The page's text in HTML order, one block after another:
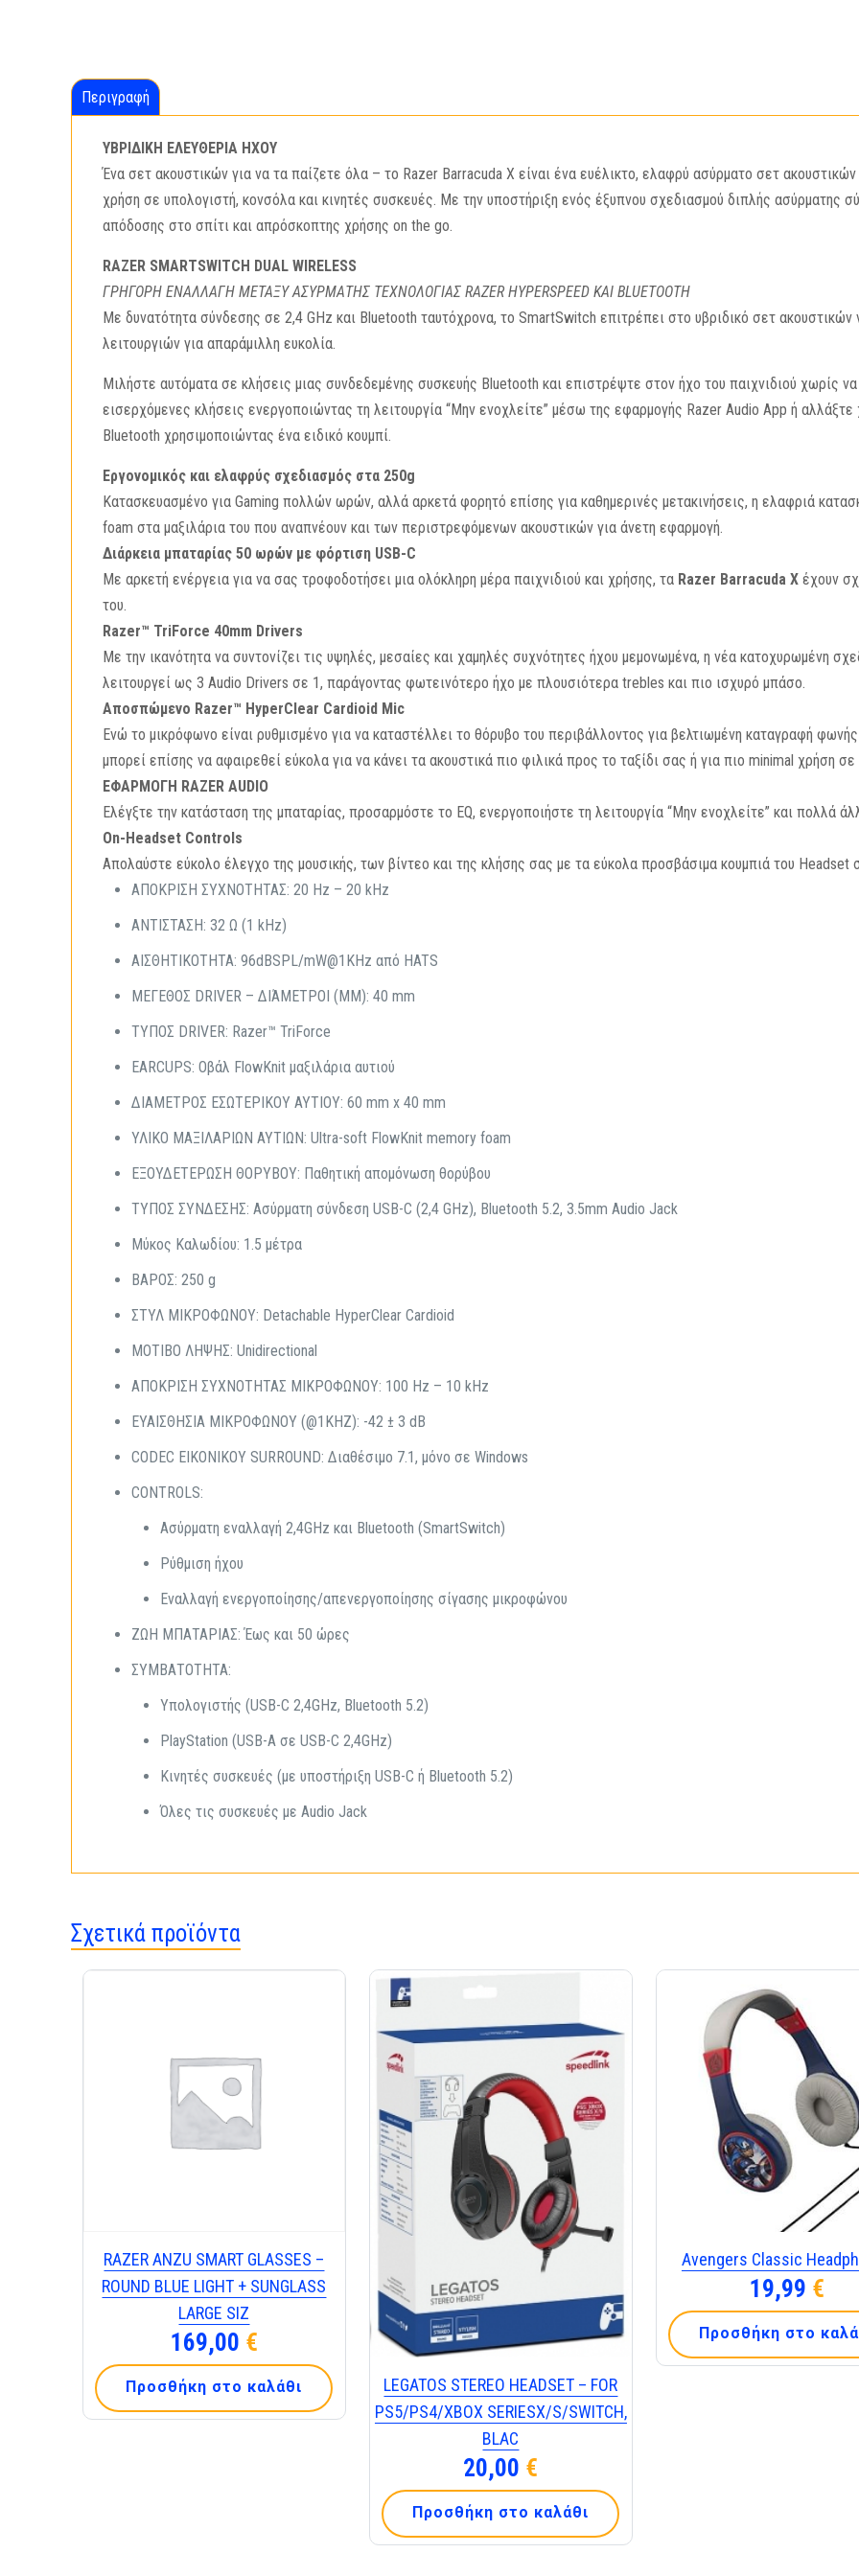
Περιγραφή
ΥΒΡΙΔΙΚΗ ΕΛΕΥΘΕΡΙΑ ΗΧΟΥ
Ένα σετ ακουστικών για να τα παίζετε όλα – το Razer Barracuda X είναι ένα ευέλικτο, ελαφρύ ασύρματο σετ
χρήση σε υπολογιστή, κονσόλα και κινητές συσκευές. Με την υποστήριξη ενός έξυπνου σχεδιασμού διπλής ασύρματης
απόδοσης στο σπίτι και απρόσκοπτης χρήσης on the go.
RAZER SMARTSWITCH DUAL WIRELESS
ΓΡΗΓΟΡΗ ΕΝΑΛΛΑΓΗ ΜΕΤΑΞΥ ΑΣΥΡΜΑΤΗΣ ΤΕΧΝΟΛΟΓΙΑΣ RAZER HYPERSPEED ΚΑΙ BLUETOOTH
Με δυνατότητα σύνδεσης σε 2,4 GHz και Bluetooth ταυτόχρονα, το SmartSwitch επιτρέπει στο υβριδικό σετ
λειτουργιών για απαράμιλλη ευκολία.
Μιλήστε αυτόματα σε κλήσεις μιας συνδεδεμένης συσκευής Bluetooth και επιστρέψτε στον ήχο του παιχνιδιού χωρίς
εισερχόμενες κλήσεις ενεργοποιώντας τη λειτουργία “Μην ενοχλείτε” μέσω της εφαρμογής Razer Audio App ή
Bluetooth χρησιμοποιώντας ένα ειδικό κουμπί.
Εργονομικός και ελαφρύς σχεδιασμός στα 250g
Κατασκευασμένο για Gaming πολλών ωρών, αλλά αρκετά φορητό επίσης για καθημερινές μετακινήσεις, η ελαφριά
foam στα μαξιλάρια του που αναπνέουν και των περιστρεφόμενων ακουστικών για άνετη εφαρμογή.
Διάρκεια μπαταρίας 50 ωρών με φόρτιση USB-C
Με αρκετή ενέργεια για να σας τροφοδοτήσει μια ολόκληρη μέρα παιχνιδιού και χρήσης, τα Razer Barracuda Xέχουν
του.
Razer™ TriForce 40mm Drivers
Με την ικανότητα να συντονίζει τις υψηλές, μεσαίες και χαμηλές συχνότητες ήχου μεμονωμένα, η νέα κατοχυρωμένη
λειτουργεί ως 3 Audio Drivers σε 1, παράγοντας φωτεινότερο ήχο με πλουσιότερα trebles και πιο ισχυρό μπάσο.
Αποσπώμενο Razer™ HyperClear Cardioid Mic
Ενώ το μικρόφωνο είναι ρυθμισμένο για να καταστέλλει το θόρυβο του περιβάλλοντος για βελτιωμένη καταγραφή
μπορεί επίσης να αφαιρεθεί εύκολα για να κάνει τα ακουστικά πιο φιλικά προς το ταξίδι σας ή για πιο minimal χρήση
ΕΦΑΡΜΟΓΗ RAZER AUDIO
Ελέγξτε την κατάσταση της μπαταρίας, προσαρμόστε το EQ, ενεργοποιήστε τη λειτουργία “Μην ενοχλείτε” και πολλά
On-Headset Controls
Απολαύστε εύκολο έλεγχο της μουσικής, των βίντεο και της κλήσης σας με τα εύκολα προσβάσιμα κουμπιά του Headset
ΑΠΟΚΡΙΣΗ ΣΥΧΝΟΤΗΤΑΣ: 20 Hz – 20 kHz
ΑΝΤΙΣΤΑΣΗ: 32 Ω (1 kHz)
ΑΙΣΘΗΤΙΚΟΤΗΤΑ: 96dBSPL/mW@1KHz από HATS
ΜΕΓΕΘΟΣ DRIVER – ΔΙΆΜΕΤΡΟΙ (MM): 40 mm
ΤΥΠΟΣ DRIVER: Razer™ TriForce
EARCUPS: Οβάλ FlowKnit μαξιλάρια αυτιού
ΔΙΑΜΕΤΡΟΣ ΕΣΩΤΕΡΙΚΟΥ ΑΥΤΙΟΥ: 60 mm x 40 mm
ΥΛΙΚΟ ΜΑΞΙΛΑΡΙΩΝ ΑΥΤΙΩΝ: Ultra-soft FlowKnit memory foam
ΕΞΟΥΔΕΤΕΡΩΣΗ ΘΟΡΥΒΟΥ: Παθητική απομόνωση θορύβου
ΤΥΠΟΣ ΣΥΝΔΕΣΗΣ: Ασύρματη σύνδεση USB-C (2,4 GHz), Bluetooth 5.2, 3.5mm Audio Jack
Μύκος Καλωδίου: 1.5 μέτρα
ΒΑΡΟΣ: 250 g
ΣΤΥΛ ΜΙΚΡΟΦΩΝΟΥ: Detachable HyperClear Cardioid
ΜΟΤΙΒΟ ΛΗΨΗΣ: Unidirectional
ΑΠΟΚΡΙΣΗ ΣΥΧΝΟΤΗΤΑΣ ΜΙΚΡΟΦΩΝΟΥ: 100 Hz – 10 kHz
ΕΥΑΙΣΘΗΣΙΑ ΜΙΚΡΟΦΩΝΟΥ (@1KHZ): -42 ± 3 dB
CODEC ΕΙΚΟΝΙΚΟΥ SURROUND: Διαθέσιμο 7.1, μόνο σε Windows
CONTROLS:
Ασύρματη εναλλαγή 2,4GHz και Bluetooth (SmartSwitch)
Ρύθμιση ήχου
Εναλλαγή ενεργοποίησης/απενεργοποίησης σίγασης μικροφώνου
ΖΩΗ ΜΠΑΤΑΡΙΑΣ: Έως και 50 ώρες
ΣΥΜΒΑΤΟΤΗΤΑ:
Υπολογιστής (USB-C 2,4GHz, Bluetooth 5.2)
PlayStation (USB-A σε USB-C 2,4GHz)
Κινητές συσκευές (με υποστήριξη USB-C ή Bluetooth 5.2)
Όλες τις συσκευές με Audio Jack
Σχετικά προϊόντα
RAZER ANZU SMART GLASSES –
ROUND BLUE LIGHT + SUNGLASS
LARGE SIZ
169,00 €
Προσθήκη στο καλάθι
LEGATOS STEREO HEADSET – FOR
PS5/PS4/XBOX SERIESX/S/SWITCH,
BLAC
20,00 €
Προσθήκη στο καλάθι
Avengers Classic
19,99 €
Προσθήκη στο